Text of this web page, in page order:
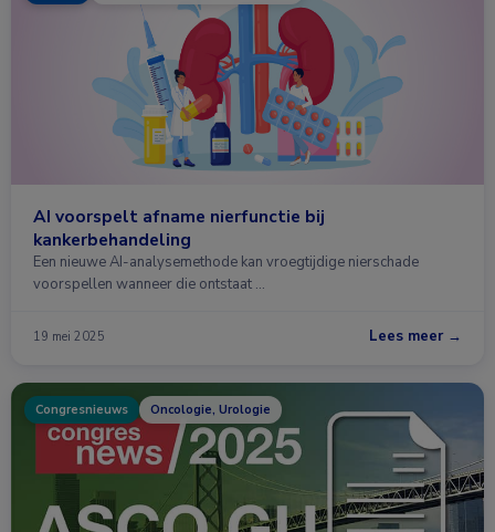
AI voorspelt afname nierfunctie bij
kankerbehandeling
Een nieuwe AI-analysemethode kan vroegtijdige nierschade
voorspellen wanneer die ontstaat …
19 mei 2025 Lees meer →
Congresnieuws Oncologie, Urologie